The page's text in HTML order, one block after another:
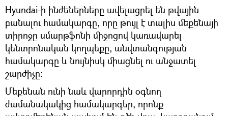
Hyundai-ի ինժեներները ավելացրել են թվային
բանալու համակարգը, որը թույլ է տալիս մեքենայի
տիրոջը սմարթֆոնի միջոցով կառավարել
կենտրոնական կողպեքը, անվտանգության
համակարգը և նույնիսկ միացնել ու անջատել
շարժիչը։
Մեքենան ունի նաև վարորդին օգնող
ժամանակակից համակարգեր, որոնք